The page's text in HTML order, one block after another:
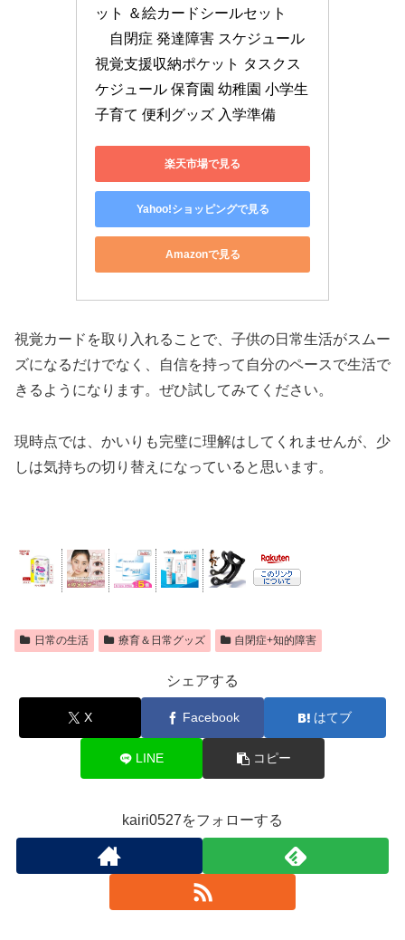
ット ＆絵カードシールセット
自閉症 発達障害 スケジュール
視覚支援収納ポケット タスクス
ケジュール 保育園 幼稚園 小学生
子育て 便利グッズ 入学準備
楽天市場で見る
Yahoo!ショッピングで見る
Amazonで見る
視覚カードを取り入れることで、子供の日常生活がスムー
ズになるだけでなく、自信を持って自分のペースで生活で
きるようになります。ぜひ試してみてください。
現時点では、かいりも完璧に理解はしてくれませんが、少
しは気持ちの切り替えになっていると思います。
日常の生活 療育＆日常グッズ 自閉症+知的障害
シェアする
X Facebook はてブ
LINE コピー
kairi0527をフォローする